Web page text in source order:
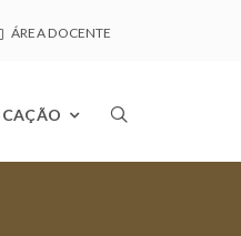
ÁREA DOCENTE